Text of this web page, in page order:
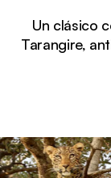
Un clásico
Tarangire,